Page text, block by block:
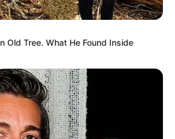
Old Tree. What He Found Inside